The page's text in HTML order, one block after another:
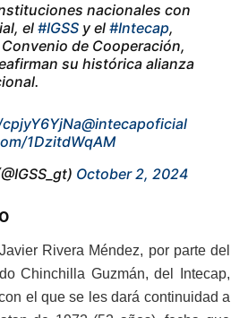
nacionales con
el#IGSS y el #Intecap,
de Cooperación,
su histórica alianza
@intecapoficial
1DzitdWqAM
October 2, 2024
Rivera Méndez, por parte del
Chinchilla Guzmán, del Intecap,
el que se les dará continuidad a